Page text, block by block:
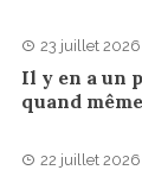
23 juillet 2026
Il y en a un
quand
22 juillet 2026